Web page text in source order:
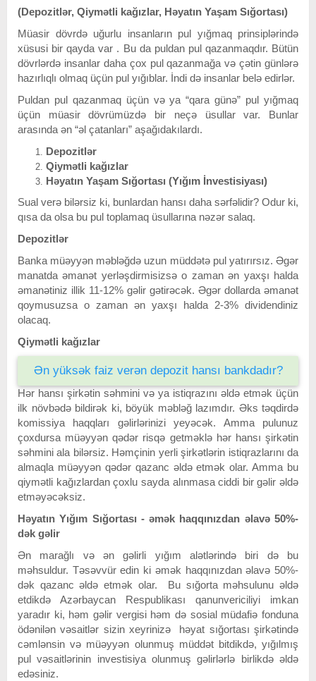
(Depozitlər, Qiymətli kağızlar, Həyatın Yaşam Sığortası)
Müasir dövrdə uğurlu insanların pul yığmaq prinsiplərində
xüsusi bir qayda var . Bu da puldan pul qazanmaqdır. Bütün
dövrlərdə insanlar daha çox pul qazanmağa və çətin günlərə
hazırlıqlı olmaq üçün pul yığıblar. İndi də insanlar belə edirlər.
Puldan pul qazanmaq üçün və ya “qara günə” pul yığmaq
üçün müasir dövrümüzdə bir neçə üsullar var. Bunlar
arasında ən “əl çatanları” aşağıdakılardı.
Depozitlər
Qiymətli kağızlar
Həyatın Yaşam Sığortası (Yığım İnvestisiyası)
Sual verə bilərsiz ki, bunlardan hansı daha sərfəlidir? Odur ki,
qısa da olsa bu pul toplamaq üsullarına nəzər salaq.
Depozitlər
Banka müəyyən məbləğdə uzun müddətə pul yatırırsız. Əgər
manatda əmanət yerləşdirmisizsə o zaman ən yaxşı halda
əmanətiniz illik 11-12% gəlir gətirəcək. Əgər dollarda əmanət
qoymusuzsa o zaman ən yaxşı halda 2-3% dividendiniz
olacaq.
Qiymətli kağızlar
Ən yüksək faiz verən depozit hansı bankdadır?
Hər hansı şirkətin səhmini və ya istiqrazını əldə etmək üçün
ilk növbədə bildirək ki, böyük məbləğ lazımdır. Əks təqdirdə
komissiya haqqları gəlirlərinizi yeyəcək. Amma pulunuz
çoxdursa müəyyən qədər risqə getməklə hər hansı şirkətin
səhmini ala bilərsiz. Həmçinin yerli şirkətlərin istiqrazlarını da
almaqla müəyyən qədər qazanc əldə etmək olar. Amma bu
qiymətli kağızlardan çoxlu sayda alınmasa ciddi bir gəlir əldə
etməyəcəksiz.
Həyatın Yığım Sığortası - əmək haqqınızdan əlavə 50%-
dək gəlir
Ən marağlı və ən gəlirli yığım alətlərində biri də bu
məhsuldur. Təsəvvür edin ki əmək haqqınızdan əlavə 50%-
dək qazanc əldə etmək olar. Bu sığorta məhsulunu əldə
etdikdə Azərbaycan Respublikası qanunvericiliyi imkan
yaradır ki, həm gəlir vergisi həm də sosial müdafiə fonduna
ödənilən vəsaitlər sizin xeyrinizə həyat sığortası şirkətində
cəmlənsin və müəyyən olunmuş müddət bitdikdə, yığılmış
pul vəsaitlərinin investisiya olunmuş gəlirlərlə birlikdə əldə
edəsiniz.